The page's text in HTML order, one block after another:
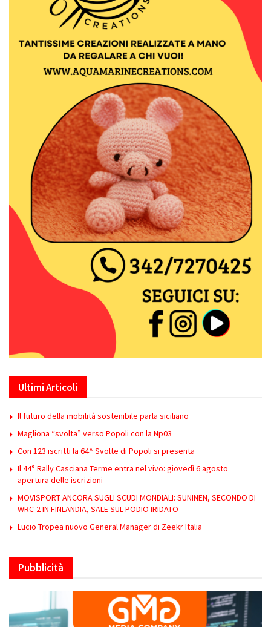
Ultimi Articoli
Il futuro della mobilità sostenibile parla siciliano
Magliona “svolta” verso Popoli con la Np03
Con 123 iscritti la 64^ Svolte di Popoli si presenta
Il 44° Rally Casciana Terme entra nel vivo: giovedì 6 agosto
apertura delle iscrizioni
MOVISPORT ANCORA SUGLI SCUDI MONDIALI: SUNINEN, SECONDO DI
WRC-2 IN FINLANDIA, SALE SUL PODIO IRIDATO
Lucio Tropea nuovo General Manager di Zeekr Italia
Pubblicità